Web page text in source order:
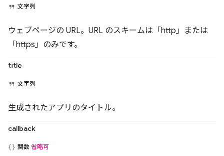
文字列
ウェブページの URL。URL のスキームは「http」または
「https」のみです。
title
文字列
生成されたアプリのタイトル。
callback
関数 省略可